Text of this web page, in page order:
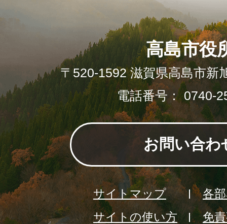
高島市役
〒520-1592 滋賀県高島市新
電話番号： 0740-
お問い合わ
サイトマップ
各
サイトの使い方
免